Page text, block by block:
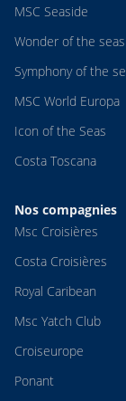
MSC Seaside
Wonder of the seas
Symphony of the
MSC World Europa
Icon of the Seas
Costa Toscana
Nos compagnies
Msc Croisières
Costa Croisières
Royal Caribean
Msc Yatch Club
Croiseurope
Ponant